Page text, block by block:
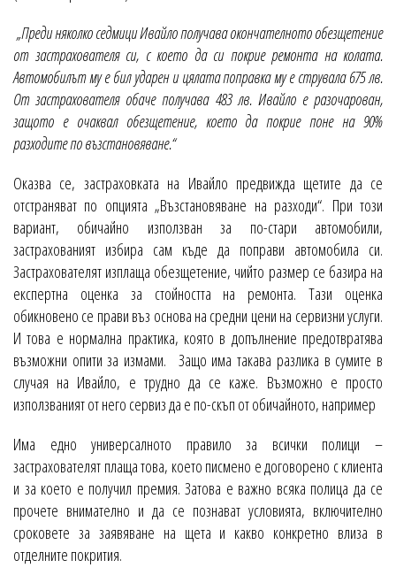
„Преди няколко седмици Ивайло получава окончателното обезщетение
от застрахователя си, с което да си покрие ремонта на колата.
Автомобилът му е бил ударен и цялата поправка му е струвала 675 лв.
От застрахователя обаче получава 483 лв. Ивайло е разочарован,
защото е очаквал обезщетение, което да покрие поне на 90%
разходите по възстановяване.“
Оказва се, застраховката на Ивайло предвижда щетите да се
отстраняват по опцията „Възстановяване на разходи“. При този
вариант, обичайно използван за по-стари автомобили,
застрахованият избира сам къде да поправи автомобила си.
Застрахователят изплаща обезщетение, чийто размер се базира на
експертна оценка за стойността на ремонта. Тази оценка
обикновено се прави въз основа на средни цени на сервизни услуги.
И това е нормална практика, която в допълнение предотвратява
възможни опити за измами. Защо има такава разлика в сумите в
случая на Ивайло, е трудно да се каже. Възможно е просто
използваният от него сервиз да е по-скъп от обичайното, например
Има едно универсалното правило за всички полици –
застрахователят плаща това, което писмено е договорено с клиента
и за което е получил премия. Затова е важно всяка полица да се
прочете внимателно и да се познават условията, включително
сроковете за заявяване на щета и какво конкретно влиза в
отделните покрития.